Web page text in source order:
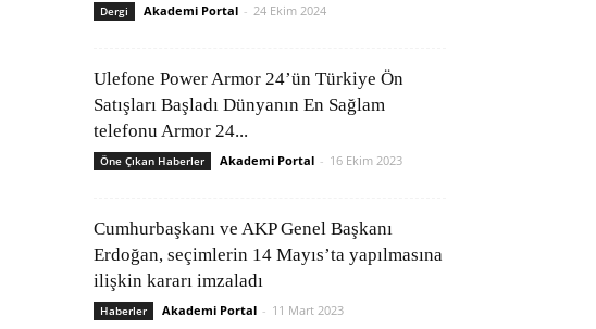
Dergi Akademi Portal - 24 Ekim 2024
Ulefone Power Armor 24’ün Türkiye Ön
Satışları Başladı Dünyanın En Sağlam
telefonu Armor 24...
Öne Çıkan Haberler Akademi Portal - 16 Ekim 2023
Cumhurbaşkanı ve AKP Genel Başkanı
Erdoğan, seçimlerin 14 Mayıs’ta yapılmasına
ilişkin kararı imzaladı
Haberler Akademi Portal - 11 Mart 2023